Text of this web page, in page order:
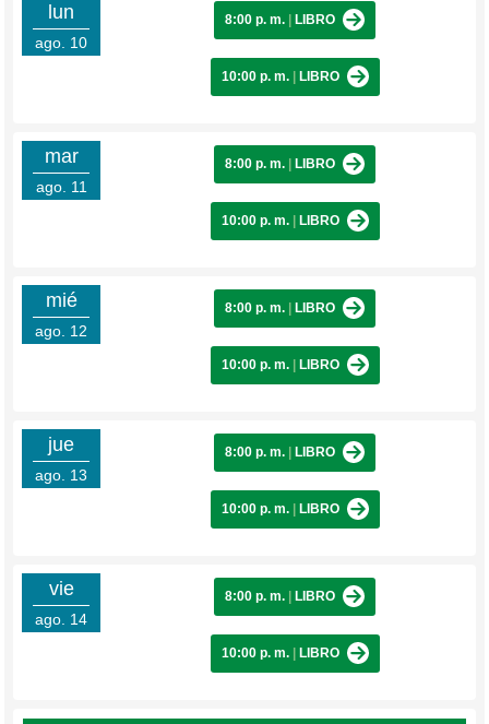
lun
ago. 10
8:00 p. m. LIBRO
10:00 p. m. LIBRO
mar
ago. 11
8:00 p. m. LIBRO
10:00 p. m. LIBRO
mié
ago. 12
8:00 p. m. LIBRO
10:00 p. m. LIBRO
jue
ago. 13
8:00 p. m. LIBRO
10:00 p. m. LIBRO
vie
ago. 14
8:00 p. m. LIBRO
10:00 p. m. LIBRO